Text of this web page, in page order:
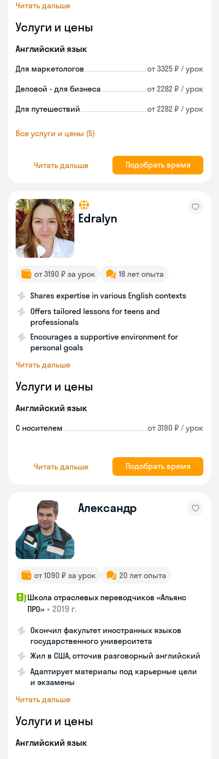
Читать дальше
Услуги и цены
Английский язык
Для маркетологов от 3325 ₽ / урок
Деловой - для бизнеса от 2282 ₽ / урок
Для путешествий от 2282 ₽ / урок
Все услуги и цены (5)
Читать дальше Подобрать время
Edralyn
от 3190 ₽ за урок 18 лет опыта
Shares expertise in various English contexts
Offers tailored lessons for teens and
professionals
Encourages a supportive environment for
personal goals
Читать дальше
Услуги и цены
Английский язык
С носителем от 3190 ₽ / урок
Читать дальше Подобрать время
Александр
от 1090 ₽ за урок 20 лет опыта
Школа отраслевых переводчиков «Альянс
ПРО» • 2019 г.
Окончил факультет иностранных языков
государственного университета
Жил в США, отточив разговорный английский
Адаптирует материалы под карьерные цели
и экзамены
Читать дальше
Услуги и цены
Английский язык